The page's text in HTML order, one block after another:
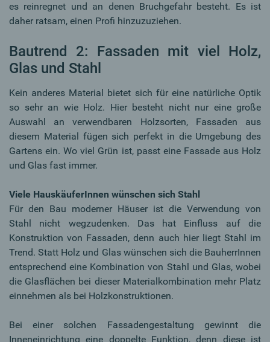
es reinregnet und an denen Bruchgefahr besteht. Es ist
daher ratsam, einen Profi hinzuzuziehen.
Bautrend 2: Fassaden mit viel Holz,
Glas und Stahl
Kein anderes Material bietet sich für eine natürliche Optik
so sehr an wie Holz. Hier besteht nicht nur eine große
Auswahl an verwendbaren Holzsorten, Fassaden aus
diesem Material fügen sich perfekt in die Umgebung des
Gartens ein. Wo viel Grün ist, passt eine Fassade aus Holz
und Glas fast immer.
Viele HauskäuferInnen wünschen sich Stahl
Für den Bau moderner Häuser ist die Verwendung von
Stahl nicht wegzudenken. Das hat Einfluss auf die
Konstruktion von Fassaden, denn auch hier liegt Stahl im
Trend. Statt Holz und Glas wünschen sich die BauherrInnen
entsprechend eine Kombination von Stahl und Glas, wobei
die Glasflächen bei dieser Materialkombination mehr Platz
einnehmen als bei Holzkonstruktionen.
Bei einer solchen Fassadengestaltung gewinnt die
Inneneinrichtung eine doppelte Funktion, denn diese ist